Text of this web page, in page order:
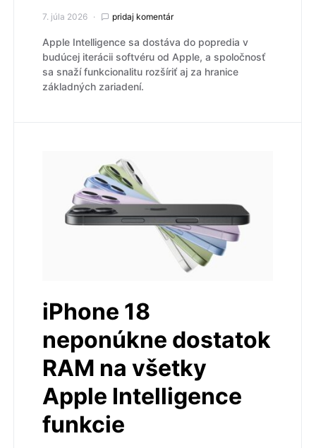
7. júla 2026 pridaj komentár
Apple Intelligence sa dostáva do popredia v
budúcej iterácii softvéru od Apple, a spoločnosť
sa snaží funkcionalitu rozšíriť aj za hranice
základných zariadení.
iPhone 18
neponúkne dostatok
RAM na všetky
Apple Intelligence
funkcie